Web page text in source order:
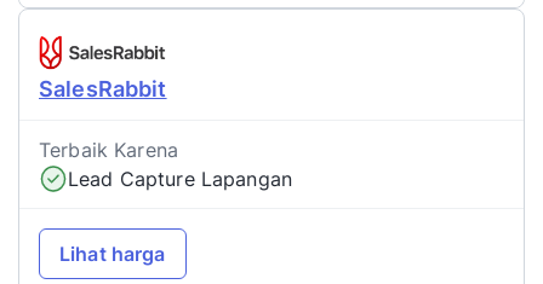
SalesRabbit
Terbaik Karena
Lead Capture Lapangan
Lihat harga